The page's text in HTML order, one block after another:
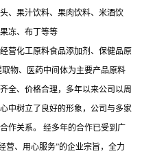
、果汁饮料、果肉饮料、米酒饮
冻、布丁等等
营化工原料食品添加剂、保健品原
物、医药中间体为主要产品原料
全、价格合理，多年以来公司以周
中树立了良好的形象，公司与多家
作关系。 经多年的合作已受到广
营、用心服务”的企业宗旨，全力